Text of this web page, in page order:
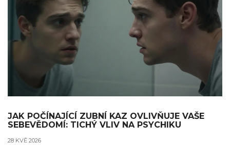
JAK POČÍNAJÍCÍ ZUBNÍ KAZ OVLIVŇUJE VAŠE
SEBEVĚDOMÍ: TICHÝ VLIV NA PSYCHIKU
28 KVĚ 2026